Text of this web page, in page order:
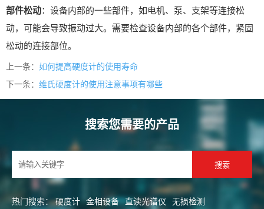
部件松动：设备内部的一些部件，如电机、泵、支架等连接松
动，可能会导致振动过大。需要检查设备内部的各个部件，紧固
松动的连接部位。
上一条： 如何提高硬度计的使用寿命
下一条： 维氏硬度计的使用注意事项有哪些
搜索您需要的产品
热门搜索： 硬度计 金相设备 直读光谱仪 无损检测